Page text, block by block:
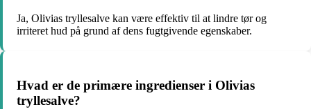
Ja, Olivias tryllesalve kan være effektiv til at lindre tør og
irriteret hud på grund af dens fugtgivende egenskaber.
Hvad er de primære ingredienser i Olivias
tryllesalve?